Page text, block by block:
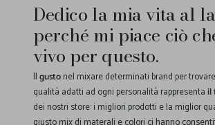
Dedico la mia vita al
perché mi piace ciò
vivo per questo.
Ilgustonel mixare determinati brand per
qualità adatti ad ogni personalità rappresentail
dei nostri store: i migliori prodotti e la miglior